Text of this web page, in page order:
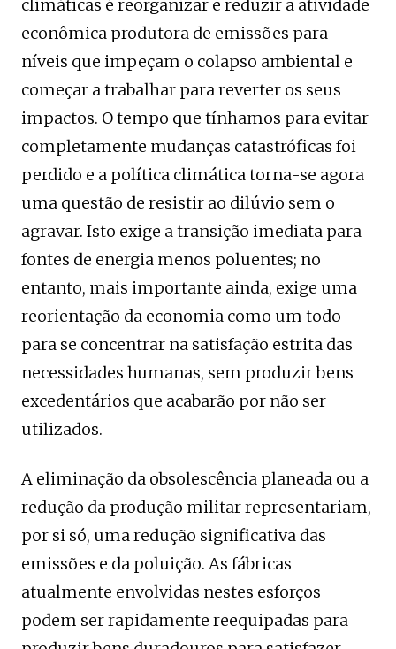
climáticas é reorganizar e reduzir a atividade
econômica produtora de emissões para
níveis que impeçam o colapso ambiental e
começar a trabalhar para reverter os seus
impactos. O tempo que tínhamos para evitar
completamente mudanças catastróficas foi
perdido e a política climática torna-se agora
uma questão de resistir ao dilúvio sem o
agravar. Isto exige a transição imediata para
fontes de energia menos poluentes; no
entanto, mais importante ainda, exige uma
reorientação da economia como um todo
para se concentrar na satisfação estrita das
necessidades humanas, sem produzir bens
excedentários que acabarão por não ser
utilizados.
A eliminação da obsolescência planeada ou a
redução da produção militar representariam,
por si só, uma redução significativa das
emissões e da poluição. As fábricas
atualmente envolvidas nestes esforços
podem ser rapidamente reequipadas para